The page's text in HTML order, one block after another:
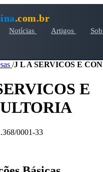
.com.br
Notícias Artigos
/J L A SERVICOS E
E
0001-33